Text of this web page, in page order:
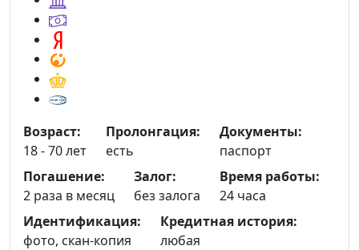
Возраст:
18 - 70 лет
Пролонгация:
есть
Документы:
паспорт
Погашение:
2 раза в месяц
Залог:
без залога
Время работы:
24 часа
Идентификация:
фото, скан-копия
Кредитная история:
любая